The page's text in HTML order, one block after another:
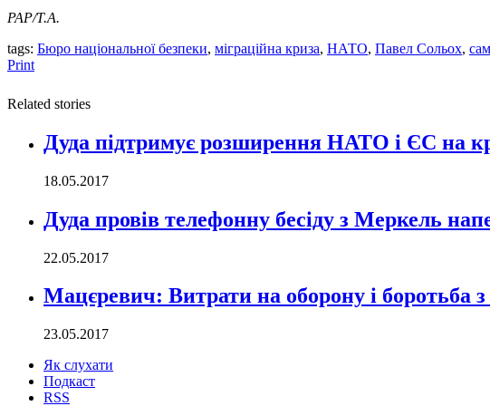
PAP/Т.А.
tags: Бюро національної безпеки, міграційна криза, НАТО, Павел Сольох,
Print
Related stories
Дуда підтримує розширення НАТО і ЄС на
18.05.2017
Дуда провів телефонну бесіду з Меркель
22.05.2017
Мацєревич: Витрати на оборону і боротьба
23.05.2017
Як слухати
Подкаст
RSS